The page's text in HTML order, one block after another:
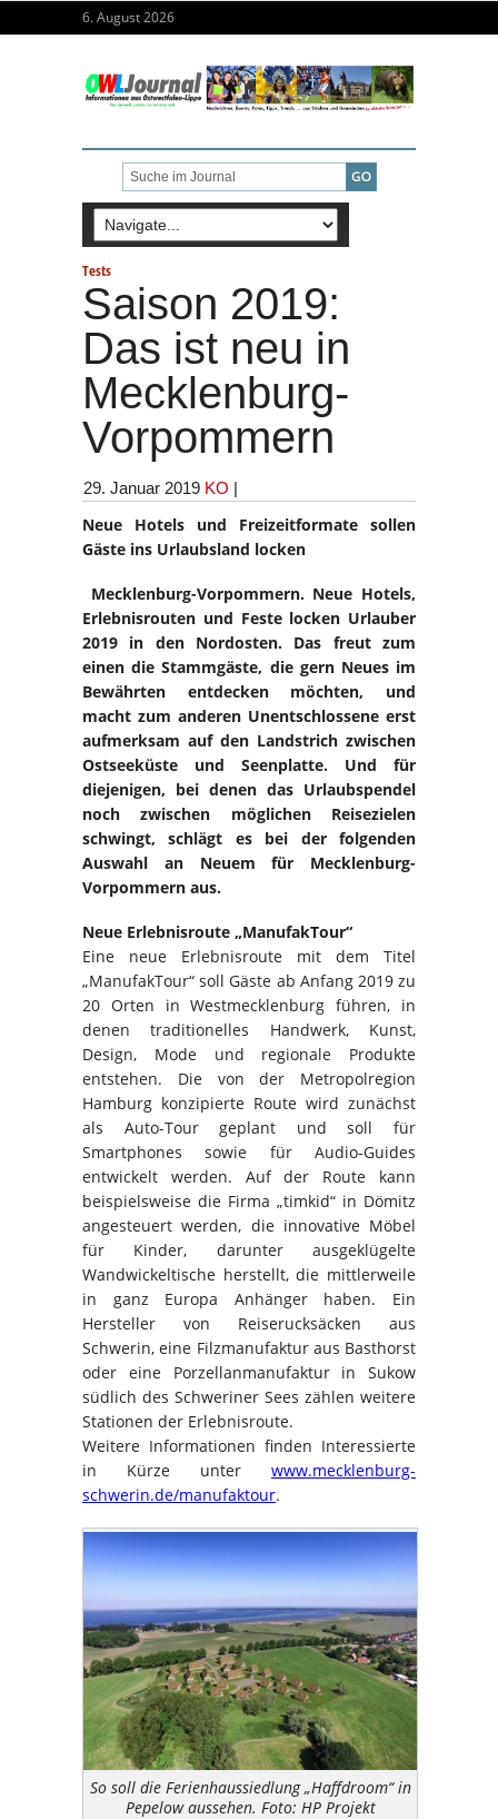
6. August 2026
Tests
Saison 2019:
Das ist neu in
Mecklenburg-
Vorpommern
29. Januar 2019 KO |
Neue Hotels und Freizeitformate sollen
Gäste ins Urlaubsland locken
Mecklenburg-Vorpommern. Neue Hotels,
Erlebnisrouten und Feste locken Urlauber
2019 in den Nordosten. Das freut zum
einen die Stammgäste, die gern Neues im
Bewährten entdecken möchten, und
macht zum anderen Unentschlossene erst
aufmerksam auf den Landstrich zwischen
Ostseeküste und Seenplatte. Und für
diejenigen, bei denen das Urlaubspendel
noch zwischen möglichen Reisezielen
schwingt, schlägt es bei der folgenden
Auswahl an Neuem für Mecklenburg-
Vorpommern aus.
Neue Erlebnisroute „ManufakTour“
Eine neue Erlebnisroute mit dem Titel
„ManufakTour“ soll Gäste ab Anfang 2019 zu
20 Orten in Westmecklenburg führen, in
denen traditionelles Handwerk, Kunst,
Design, Mode und regionale Produkte
entstehen. Die von der Metropolregion
Hamburg konzipierte Route wird zunächst
als Auto-Tour geplant und soll für
Smartphones sowie für Audio-Guides
entwickelt werden. Auf der Route kann
beispielsweise die Firma „timkid“ in Dömitz
angesteuert werden, die innovative Möbel
für Kinder, darunter ausgeklügelte
Wandwickeltische herstellt, die mittlerweile
in ganz Europa Anhänger haben. Ein
Hersteller von Reiserucksäcken aus
Schwerin, eine Filzmanufaktur aus Basthorst
oder eine Porzellanmanufaktur in Sukow
südlich des Schweriner Sees zählen weitere
Stationen der Erlebnisroute.
Weitere Informationen finden Interessierte
in Kürze unter www.mecklenburg-
schwerin.de/manufaktour.
So soll die Ferienhaussiedlung „Haffdroom“ in
Pepelow aussehen. Foto: HP Projekt